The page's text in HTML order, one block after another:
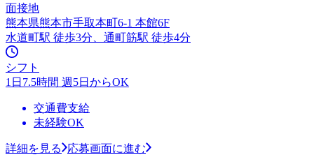
面接地
熊本県熊本市手取本町6-1 本館6F
水道町駅 徒歩3分、通町筋駅 徒歩4分
シフト
1日7.5時間 週5日からOK
交通費支給
未経験OK
詳細を見る
応募画面に進む